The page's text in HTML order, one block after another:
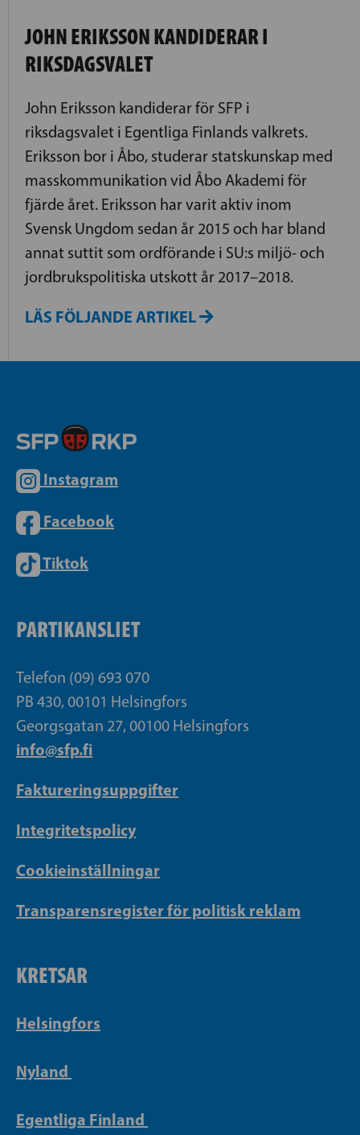
JOHN ERIKSSON KANDIDERAR I
RIKSDAGSVALET
John Eriksson kandiderar för SFP i
riksdagsvalet i Egentliga Finlands valkrets.
Eriksson bor i Åbo, studerar statskunskap med
masskommunikation vid Åbo Akademi för
fjärde året. Eriksson har varit aktiv inom
Svensk Ungdom sedan år 2015 och har bland
annat suttit som ordförande i SU:s miljö- och
jordbrukspolitiska utskott år 2017–2018.
LÄS FÖLJANDE ARTIKEL
Instagram
Facebook
Tiktok
PARTIKANSLIET
Telefon (09) 693 070
PB 430, 00101 Helsingfors
Georgsgatan 27, 00100 Helsingfors
info@sfp.fi
Faktureringsuppgifter
Integritetspolicy
Cookieinställningar
Transparensregister för politisk reklam
KRETSAR
Helsingfors
Nyland
Egentliga Finland